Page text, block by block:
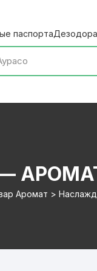
паспорта
Аромат >